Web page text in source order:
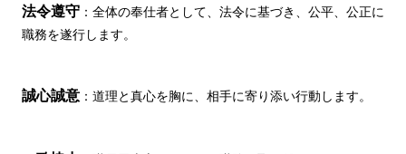
法令遵守 ：全体の奉仕者として、法令に基づき、公平、公正に
職務を遂行します。
誠心誠意 ：道理と真心を胸に、相手に寄り添い行動します。